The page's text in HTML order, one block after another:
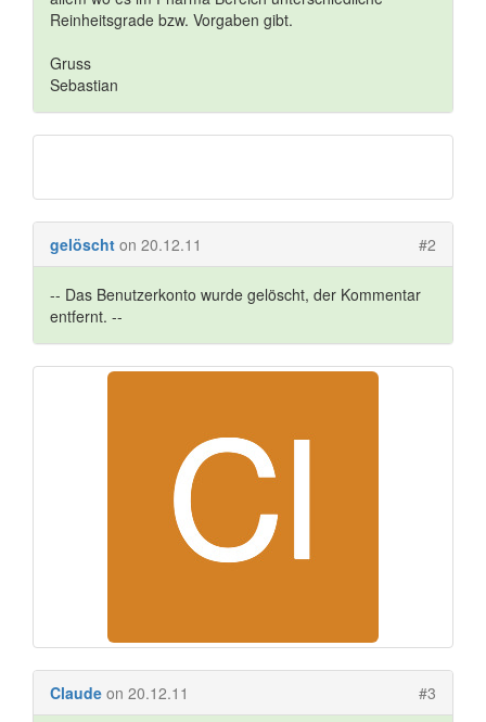
Reinheitsgrade bzw. Vorgaben gibt.
Gruss
Sebastian
gelöscht on 20.12.11 #2
-- Das Benutzerkonto wurde gelöscht, der Kommentar
entfernt. --
Claude on 20.12.11 #3